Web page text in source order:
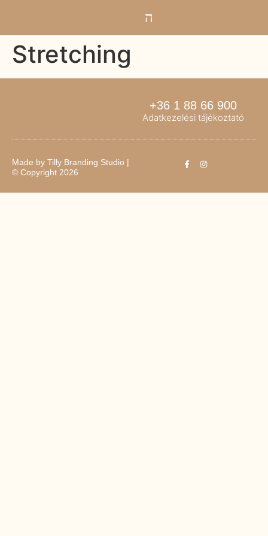
Stretching
+36 1 88 66 900
Adatkezelési tájékoztató
Made by Tilly Branding Studio |
© Copyright 2026